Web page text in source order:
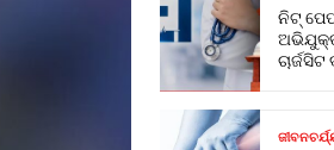
ନିଟ୍